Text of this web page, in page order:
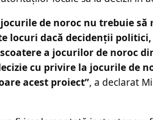
de noroc nu trebuie
locuri dacă decidenţii
a jocurilor de noroc
cu privire la jocurile de
acest proiect”, a declarat